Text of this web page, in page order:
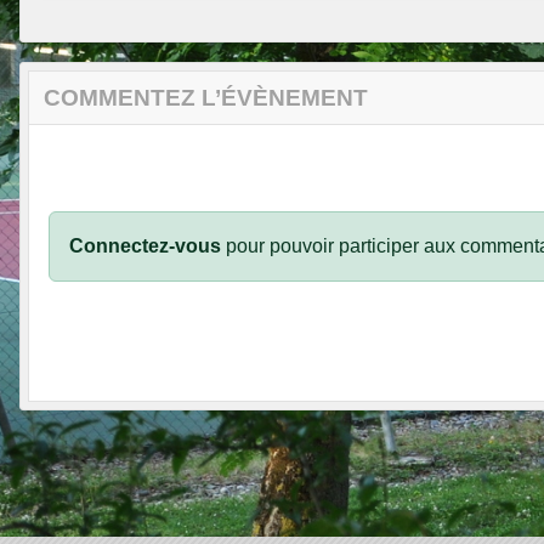
COMMENTEZ L’ÉVÈNEMENT
Connectez-vous pour pouvoir participer aux